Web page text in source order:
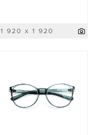
1 920 x 1 920